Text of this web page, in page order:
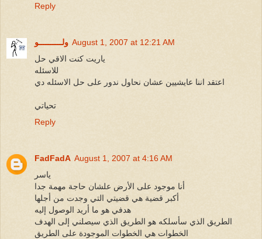
Reply
ولــــــــــو August 1, 2007 at 12:21 AM
ياريت كنت الاقي حل
للاسئله
اعتقد اننا عايشيين عشان نحاول ندور على حل الاسئله دي
تحياتي
Reply
FadFadA August 1, 2007 at 4:16 AM
ياسر
أنا موجود على الأرض علشان حاجة مهمة جدا
أكبر قضية هي قضيتي التي وجدت من أجلها
هدفي هو ما أريد الوصول إليه
الطريق الذي سأسلكه هو الطريق الذي سيصلني إلى الهدف
الخطوات هي الخطوات الموجودة على الطريق